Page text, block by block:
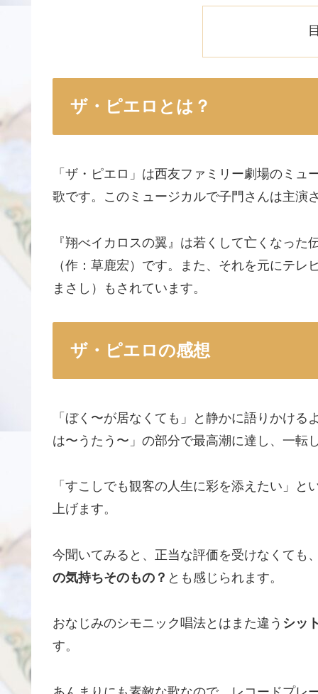
ザ・ピエロとは？
「ザ・ピエロ」は西友ファミリー劇場のミ
歌です。このミュージカルで子門さんは主演
『翔べイカロスの翼』は若くして亡くなっ
（作：草鹿宏）です。また、それを元にテ
まさし）もされています。
ザ・ピエロの感想
「ぼく〜が居なくても」と静かに語りかけ
は〜うたう〜」の部分で最高潮に達し、一転
「すこしでも観客の人生に彩を添えたい」
上げます。
今聞いてみると、正当な評価を受けなくても
の気持ちそのもの？ とも感じられます。
おなじみのシモニック唱法とはまた違う シッ
す。